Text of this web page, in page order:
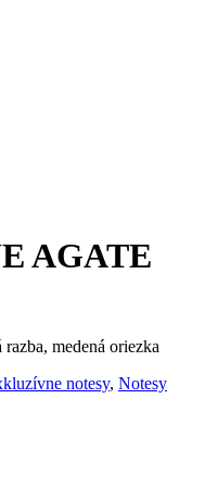
AGATE
medená oriezka
notesy, Notesy